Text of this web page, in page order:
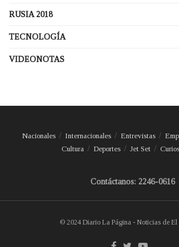
RUSIA 2018
TECNOLOGÍA
VIDEONOTAS
Nacionales Internacionales Entrevistas
Cultura
Deportes Jet Set
Contáctanos: 2246-0616
© 2024 Diario La Página - Noticias de